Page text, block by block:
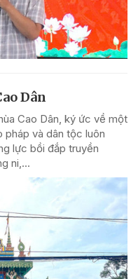
Dân
Cao Dân, ký ức về một
và dân tộc luôn
lực bồi đắp truyền
ni,...